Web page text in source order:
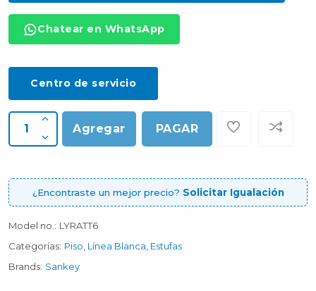
Chatear en WhatsApp
Centro de servicio
Agregar PAGAR
¿Encontraste un mejor precio? Solicitar Igualación
Model no.: LYRATT6
Categorías: Piso Línea Blanca Estufas
Brands: Sankey